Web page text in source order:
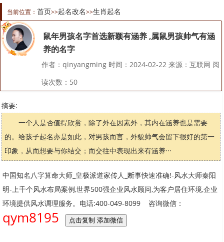
当前位置： 首页>>起名改名>>生肖起名
鼠年男孩名字首选新颖有涵养 ,属鼠男孩帅气有涵
养的名字
作者：qinyangming 时间：2024-02-22 来源：互联网 阅
读次数： 50
摘要:
一个人是否值得欣赏，除了外在因素外，其内在涵养也是需要
的。给孩子起名亦是如此，对男孩而言，外貌帅气会留下很好的第一
印象，从而想要与你结交；而交往中表现出来有涵养···
中国知名八字算命大师_皇极派道家传人_断事快速准确!-风水大师秦阳
明-上千个风水布局案例,世界500强企业风水顾问,为客户居住环境,企业
环境提供风水调理服务。电话:400-049-8099 咨询微信：
qym8195 点击复制 添加微信